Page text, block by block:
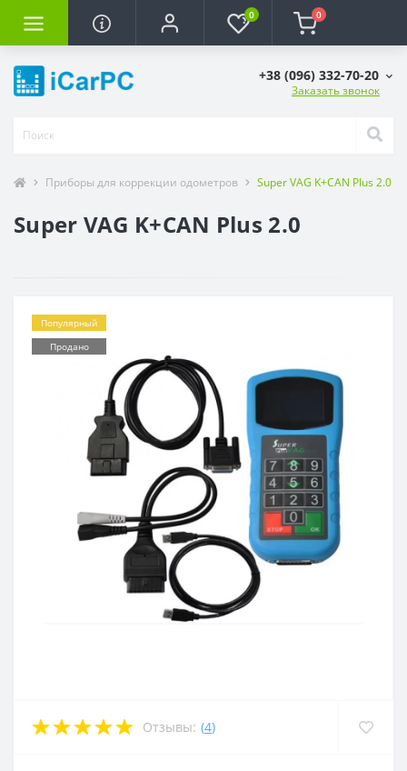
0 0
+38 (096) 332-70-20
Заказать звонок
Приборы для коррекции одометров Super VAG K+CAN Plus 2.0
Super VAG K+CAN Plus 2.0
Популярный
Продано
Отзывы: (4)